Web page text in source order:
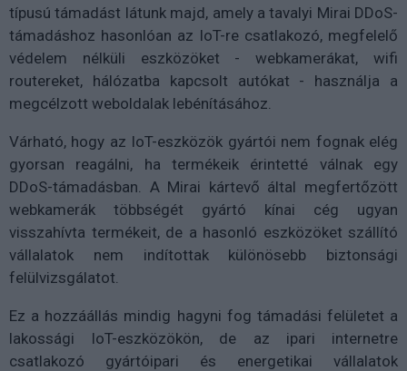
típusú támadást látunk majd, amely a tavalyi Mirai DDoS-
támadáshoz hasonlóan az IoT-re csatlakozó, megfelelő
védelem nélküli eszközöket - webkamerákat, wifi
routereket, hálózatba kapcsolt autókat - használja a
megcélzott weboldalak lebénításához.
Várható, hogy az IoT-eszközök gyártói nem fognak elég
gyorsan reagálni, ha termékeik érintetté válnak egy
DDoS-támadásban. A Mirai kártevő által megfertőzött
webkamerák többségét gyártó kínai cég ugyan
visszahívta termékeit, de a hasonló eszközöket szállító
vállalatok nem indítottak különösebb biztonsági
felülvizsgálatot.
Ez a hozzáállás mindig hagyni fog támadási felületet a
lakossági IoT-eszközökön, de az ipari internetre
csatlakozó gyártóipari és energetikai vállalatok